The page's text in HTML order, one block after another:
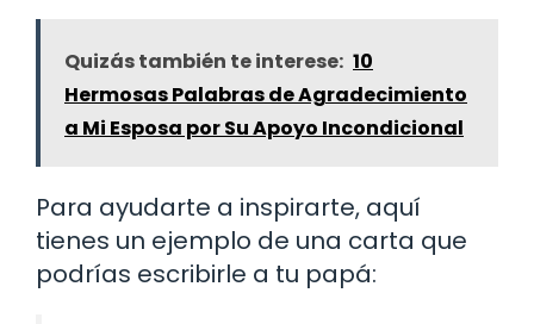
Quizás también te interese: 10
Hermosas Palabras de Agradecimiento
a Mi Esposa por Su Apoyo Incondicional
Para ayudarte a inspirarte, aquí
tienes un ejemplo de una carta que
podrías escribirle a tu papá: